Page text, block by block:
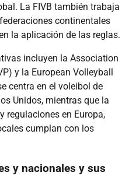
La FIVB también trabaja
continentales
la aplicación de las reglas.
incluyen la Association
y la European Volleyball
centra en el voleibol de
Unidos, mientras que la
regulaciones en Europa,
cumplan con los
y nacionales y sus